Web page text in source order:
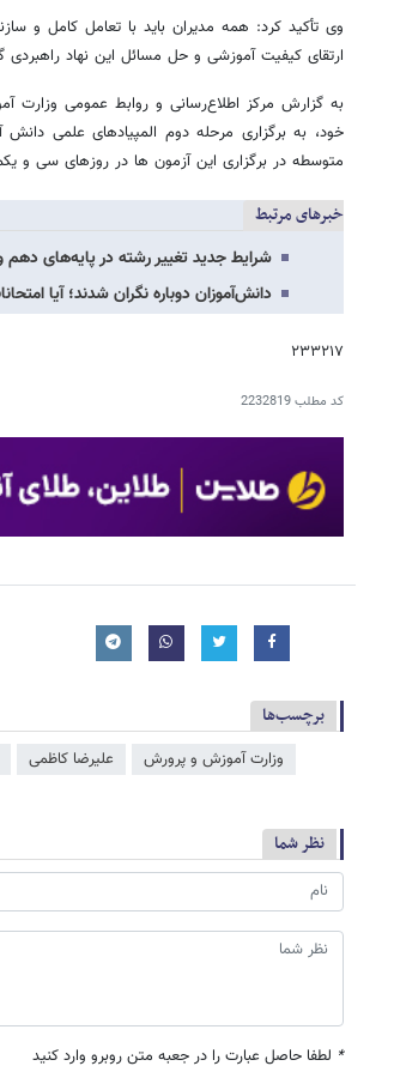
وی تأکید کرد: همه مدیران باید با تعامل کامل و
ارتقای کیفیت آموزشی و حل مسائل این نهاد راهبردی
به گزارش مرکز اطلاع‌رسانی و روابط عمومی
خود، به برگزاری مرحله دوم المپیادهای علمی
متوسطه در برگزاری این آزمون ها در روزهای سی و
خبرهای مرتبط
شرایط جدید تغییر رشته در پایه‌های
دانش‌آموزان دوباره نگران شدند؛ آیا
۲۳۳۲۱۷
کد مطلب2232819
برچسب‌ها
وزارت آموزش و پرورش علیرضا کاظمی
نظر شما
* لطفا حاصل عبارت را در جعبه متن روبرو وارد کنید